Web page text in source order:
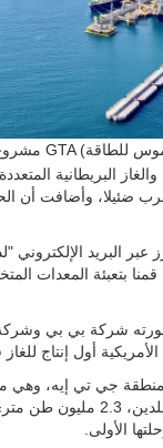
البريطانية
ضئيلا، وأضافت أن
عبر البريد الإلكتروني
بتعبئة المعدات
طورته شركة بي بي
أول إنتاج للغاز
منطقة جي تي إيه، وهي
الحدود البحرية بين
الأولى.